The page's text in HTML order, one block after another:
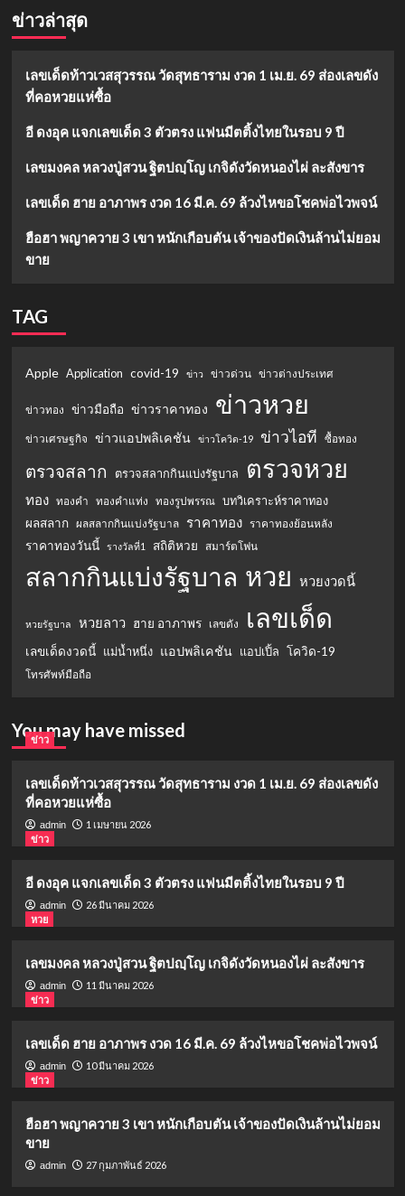
ข่าวล่าสุด
เลขเด็ดท้าวเวสสุวรรณ วัดสุทธาราม งวด 1 เม.ย. 69 ส่องเลขดัง
ที่คอหวยแห่ซื้อ
อี ดงอุค แจกเลขเด็ด 3 ตัวตรง แฟนมีตติ้งไทยในรอบ 9 ปี
เลขมงคล หลวงปู่สวน ฐิตปญฺโญ เกจิดังวัดหนองไผ่ ละสังขาร
เลขเด็ด ฮาย อาภาพร งวด 16 มี.ค. 69 ล้วงไหขอโชคพ่อไวพจน์
ฮือฮา พญาควาย 3 เขา หนักเกือบตัน เจ้าของปัดเงินล้านไม่ยอม
ขาย
TAG
Apple Application covid-19 ข่าว ข่าวด่วน ข่าวต่างประเทศ
ข่าวทอง ข่าวมือถือ ข่าวราคาทอง ข่าวหวย
ข่าวเศรษฐกิจ ข่าวแอปพลิเคชัน ข่าวโควิด-19 ข่าวไอที ซื้อทอง
ตรวจสลาก ตรวจสลากกินแบ่งรัฐบาล ตรวจหวย
ทอง ทองคำ ทองคำแท่ง ทองรูปพรรณ บทวิเคราะห์ราคาทอง
ผลสลาก ผลสลากกินแบ่งรัฐบาล ราคาทอง ราคาทองย้อนหลัง
ราคาทองวันนี้ รางวัลที่1 สถิติหวย สมาร์ตโฟน
สลากกินแบ่งรัฐบาล หวย หวยงวดนี้
หวยรัฐบาล หวยลาว ฮาย อาภาพร เลขดัง เลขเด็ด
เลขเด็ดงวดนี้ แม่น้ำหนึ่ง แอปพลิเคชัน แอปเปิ้ล โควิด-19
โทรศัพท์มือถือ
You may have missed
ข่าว
เลขเด็ดท้าวเวสสุวรรณ วัดสุทธาราม งวด 1 เม.ย. 69 ส่องเลขดัง
ที่คอหวยแห่ซื้อ
admin
1 เมษายน 2026
ข่าว
อี ดงอุค แจกเลขเด็ด 3 ตัวตรง แฟนมีตติ้งไทยในรอบ 9 ปี
admin
26 มีนาคม 2026
หวย
เลขมงคล หลวงปู่สวน ฐิตปญฺโญ เกจิดังวัดหนองไผ่ ละสังขาร
admin
11 มีนาคม 2026
ข่าว
เลขเด็ด ฮาย อาภาพร งวด 16 มี.ค. 69 ล้วงไหขอโชคพ่อไวพจน์
admin
10 มีนาคม 2026
ข่าว
ฮือฮา พญาควาย 3 เขา หนักเกือบตัน เจ้าของปัดเงินล้านไม่ยอม
ขาย
admin 27 กุมภาพันธ์ 2026